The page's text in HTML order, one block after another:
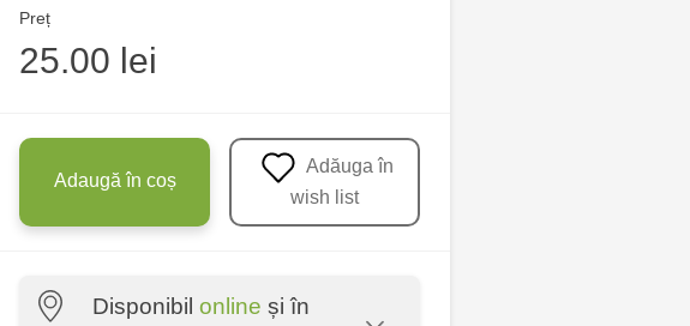
Preț
25.00 lei
Adaugă în coș
wish list
Disponibil online și în